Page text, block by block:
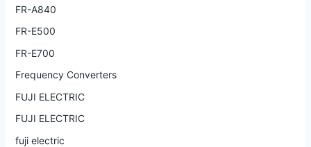
FR-A840
FR-E500
FR-E700
Frequency Converters
FUJI ELECTRIC
FUJI ELECTRIC
fuji electric